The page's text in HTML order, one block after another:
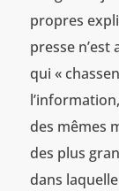
propres
presse
qui «
des mêmes
des plus
dans